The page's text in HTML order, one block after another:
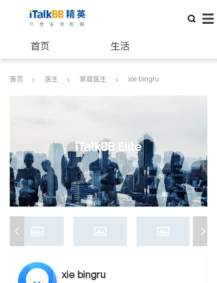
首页 生活
医生 律师
养老 非盈利组织
首页 医生 家庭医生 xie bingru
xie bingru